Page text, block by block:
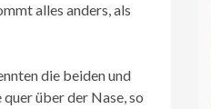
alles anders, als
die beiden und
über der Nase, so